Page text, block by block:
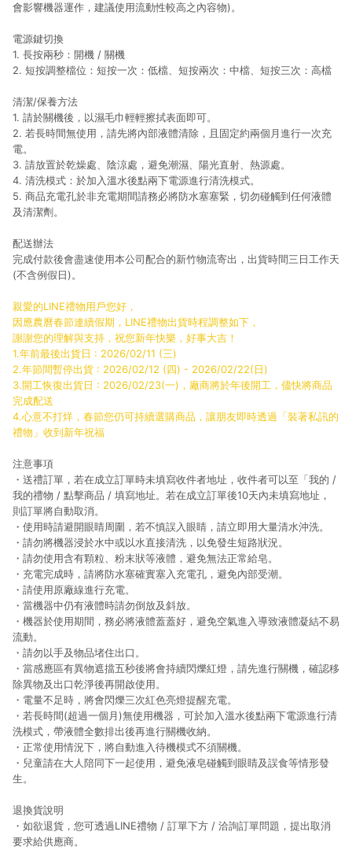
會影響機器運作，建議使用流動性較高之內容物)。
電源鍵切換
1. 長按兩秒：開機 / 關機
2. 短按調整檔位：短按一次：低檔、短按兩次：中檔、短按三次：高檔
清潔/保養方法
1. 請於關機後，以濕毛巾輕輕擦拭表面即可。
2. 若長時間無使用，請先將內部液體清除，且固定約兩個月進行一次充
電。
3. 請放置於乾燥處、陰涼處，避免潮濕、陽光直射、熱源處。
4. 清洗模式：於加入溫水後點兩下電源進行清洗模式。
5. 商品充電孔於非充電期間請務必將防水塞塞緊，切勿碰觸到任何液體
及清潔劑。
配送辦法
完成付款後會盡速使用本公司配合的新竹物流寄出，出貨時間三日工作天
(不含例假日)。
親愛的LINE禮物用戶您好，
因應農曆春節連續假期，LINE禮物出貨時程調整如下，
謝謝您的理解與支持，祝您新年快樂，好事大吉！
1.年前最後出貨日 : 2026/02/11 (三)
2.年節間暫停出貨 : 2026/02/12 (四) - 2026/02/22(日)
3.開工恢復出貨日 : 2026/02/23(一)，廠商將於年後開工，儘快將商品
完成配送
4.心意不打烊，春節您仍可持續選購商品，讓朋友即時透過「裝著私訊的
禮物」收到新年祝福
注意事項
・送禮訂單，若在成立訂單時未填寫收件者地址，收件者可以至「我的 /
我的禮物 / 點擊商品 / 填寫地址。若在成立訂單後10天內未填寫地址，
則訂單將自動取消。
・使用時請避開眼睛周圍，若不慎誤入眼睛，請立即用大量清水沖洗。
・請勿將機器浸於水中或以水直接清洗，以免發生短路狀況。
・請勿使用含有顆粒、粉末狀等液體，避免無法正常給皂。
・充電完成時，請將防水塞確實塞入充電孔，避免內部受潮。
・請使用原廠線進行充電。
・當機器中仍有液體時請勿倒放及斜放。
・機器於使用期間，務必將液體蓋蓋好，避免空氣進入導致液體凝結不易
流動。
・請勿以手及物品堵住出口。
・當感應區有異物遮擋五秒後將會持續閃爍紅燈，請先進行關機，確認移
除異物及出口乾淨後再開啟使用。
・電量不足時，將會閃爍三次紅色亮燈提醒充電。
・若長時間(超過一個月)無使用機器，可於加入溫水後點兩下電源進行清
洗模式，帶液體全數排出後再進行關機收納。
・正常使用情況下，將自動進入待機模式不須關機。
・兒童請在大人陪同下一起使用，避免液皂碰觸到眼睛及誤食等情形發
生。
退換貨說明
・如欲退貨，您可透過LINE禮物 / 訂單下方 / 洽詢訂單問題，提出取消
要求給供應商。